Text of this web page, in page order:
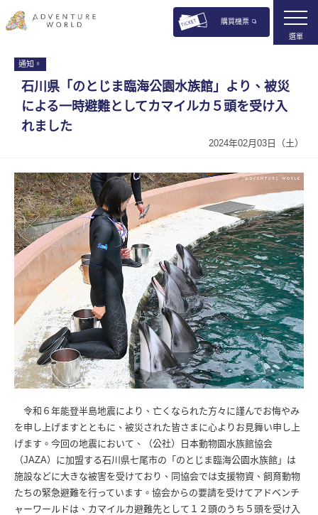
購買機票
選單
通知。
石川県「のとじま臨海公園水族館」より、被災
による一時避難としてカマイルカ５頭を受け入
れました
2024年02月03日（土）
令和６年能登半島地震により、亡くなられた方々に謹んでお悔やみ
を申し上げますとともに、被災された皆さまに心よりお見舞い申し上
げます。今回の地震において、（公社）日本動物園水族館協会
（JAZA）に加盟する石川県七尾市の「のとじま臨海公園水族館」は
施設などに大きな被害を受けており、同協会では支援物資、飼育動物
たちの緊急避難を行っています。協会からの要請を受けてアドベンチ
ャーワールドは、カマイルカ避難先として１２頭のうち５頭を受け入